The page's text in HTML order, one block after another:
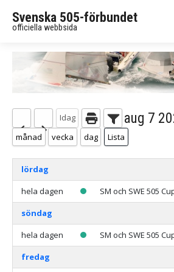
Svenska 505-förbundet
officiella webbsida
Idag aug 7
månad vecka dag Lista
lördag
hela dagen
SM och SWE 505
söndag
hela dagen
SM och SWE 505
fredag